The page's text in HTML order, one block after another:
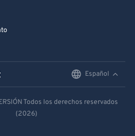
Español
Español
Todos los derechos reservados
(2026)